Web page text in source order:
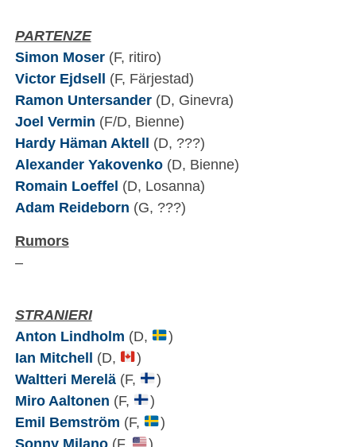
PARTENZE
Simon Moser(F, ritiro)
Victor Ejdsell (F, Färjestad)
Ramon Untersander(D, Ginevra)
Joel Vermin (F/D, Bienne)
Hardy Häman Aktell (D, ???)
Alexander Yakovenko(D, Bienne)
Romain Loeffel (D, Losanna)
Adam Reideborn (G, ???)
Rumors
–
STRANIERI
Anton Lindholm (D,
)
Ian Mitchell (D,
)
Waltteri Merelä(F,
)
Miro Aaltonen (F,
)
Emil Bemström (F,
)
Sonny Milano(F,
)